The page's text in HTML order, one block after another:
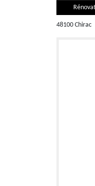
48100 Chirac